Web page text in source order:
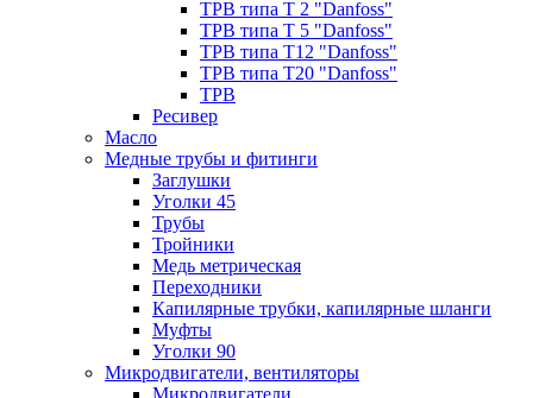
ТРВ типа Т 2 "Danfoss"
ТРВ типа Т 5 "Danfoss"
ТРВ типа Т12 "Danfoss"
ТРВ типа Т20 "Danfoss"
ТРВ
Ресивер
Масло
Медные трубы и фитинги
Заглушки
Уголки 45
Трубы
Тройники
Медь метрическая
Переходники
Капилярные трубки, капилярные шланги
Муфты
Уголки 90
Микродвигатели, вентиляторы